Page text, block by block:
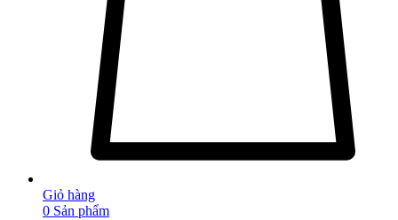
Giỏ hàng
0 Sản phẩm